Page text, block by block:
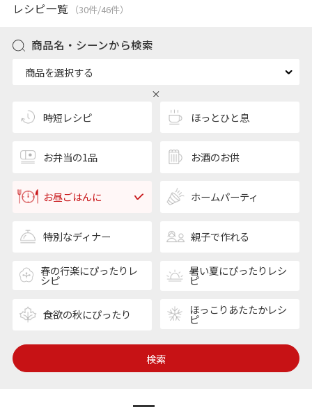
レシピ一覧 （30件/46件）
商品名・シーンから検索
商品を選択する
時短レシピ ほっとひと息
お弁当の1品 お酒のお供
お昼ごはんに ホームパーティ
特別なディナー 親子で作れる
春の行楽にぴったりレ
シピ
暑い夏にぴったりレシ
ピ
食欲の秋にぴったり ほっこりあたたかレシ
ピ
検索